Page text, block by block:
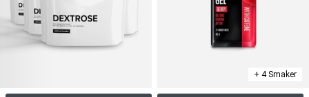
+ 4 Smaker